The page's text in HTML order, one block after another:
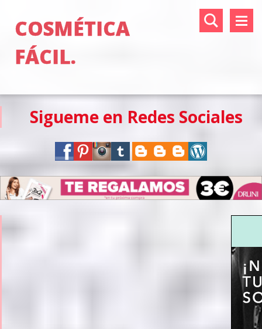
COSMÉTICA
FÁCIL.
Sigueme en Redes Sociales